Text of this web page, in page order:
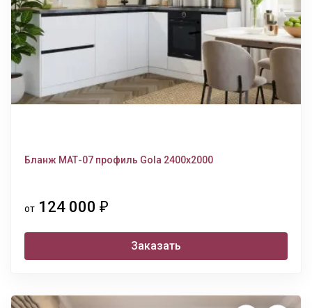
Бланж МАТ-07 профиль Gola 2400х2000
от 124 000 ₽
Заказать